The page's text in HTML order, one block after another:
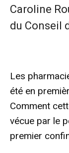
Caroline
du Conseil
Les
été en
Comment
vécue par le
premier